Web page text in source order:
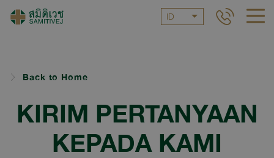
ID
Back to Home
KIRIM PERTANYAAN
KEPADA KAMI